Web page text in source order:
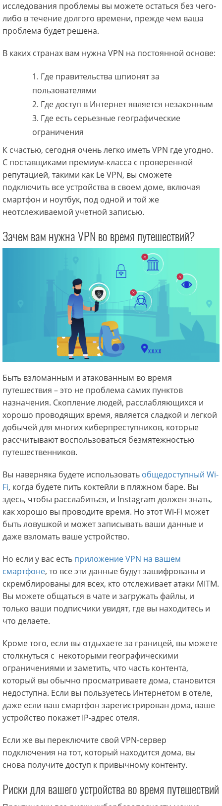
исследования проблемы вы можете остаться без чего-
либо в течение долгого времени, прежде чем ваша
проблема будет решена.
В каких странах вам нужна VPN на постоянной основе:
Где правительства шпионят за
пользователями
Где доступ в Интернет является незаконным
Где есть серьезные географические
ограничения
К счастью, сегодня очень легко иметь VPN где угодно.
С поставщиками премиум-класса с проверенной
репутацией, такими как Le VPN, вы сможете
подключить все устройства в своем доме, включая
смартфон и ноутбук, под одной и той же
неотслеживаемой учетной записью.
Зачем вам нужна VPN во время путешествий?
Быть взломанным и атакованным во время
путешествия – это не проблема самих пунктов
назначения. Скопление людей, расслабляющихся и
хорошо проводящих время, является сладкой и легкой
добычей для многих киберпреступников, которые
рассчитывают воспользоваться безмятежностью
путешественников.
Вы наверняка будете использовать общедоступный Wi-
Fi, когда будете пить коктейли в пляжном баре. Вы
здесь, чтобы расслабиться, и Instagram должен знать,
как хорошо вы проводите время. Но этот Wi-Fi может
быть ловушкой и может записывать ваши данные и
даже взломать ваше устройство.
Но если у вас есть приложение VPN на вашем
смартфоне, то все эти данные будут зашифрованы и
скремблированы для всех, кто отслеживает атаки MITM.
Вы можете общаться в чате и загружать файлы, и
только ваши подписчики увидят, где вы находитесь и
что делаете.
Кроме того, если вы отдыхаете за границей, вы можете
столкнуться с некоторыми географическими
ограничениями и заметить, что часть контента,
который вы обычно просматриваете дома, становится
недоступна. Если вы пользуетесь Интернетом в отеле,
даже если ваш смартфон зарегистрирован дома, ваше
устройство покажет IP-адрес отеля.
Если же вы переключите свой VPN-сервер
подключения на тот, который находится дома, вы
снова получите доступ к привычному контенту.
Риски для вашего устройства во время путешествий